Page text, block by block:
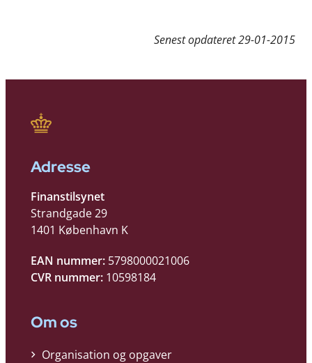
Senest opdateret29-01-2015
Adresse
Finanstilsynet
Strandgade 29
1401 København K
EAN nummer: 5798000021006
CVR nummer: 10598184
Om os
Organisation og opgaver